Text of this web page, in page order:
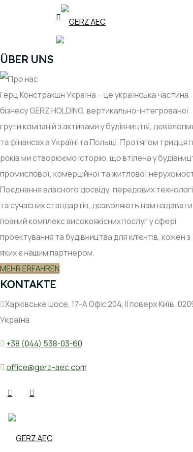
ÜBER UNS
Герц Констракшн Україна – це українська частина
бізнесу GERZ HOLDING, вертикально-інтегрованої
групи компаній з активами у будівництві,
та фінансах в Україні та Польщі. Протягом
років ми створюємо історію, що втілена у
промислової, комерційної та житлової
Поєднання власного досвіду, передових
та сучасних стандартів, дозволяють нам надавати
повний комплекс високоякісних послуг у сфері
проектування та будівництва для клієнтів, кожен з
яких є нашим партнером.
MEHR ERFAHREN
KONTAKTE
Харківське шосе, 17-А Офіс 204, ІІ поверх Київ,
Україна
+38 (044) 538-03-60
office@gerz-aec.com